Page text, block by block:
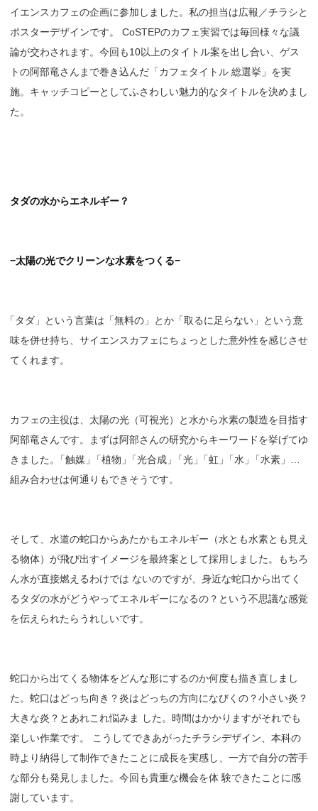
イエンスカフェの企画に参加しました。私の担当は広報／チラシと
ポスターデザインです。 CoSTEPのカフェ実習では毎回様々な議
論が交わされます。今回も10以上のタイトル案を出し合い、ゲス
トの阿部竜さんまで巻き込んだ「カフェタイトル 総選挙」を実
施。キャッチコピーとしてふさわしい魅力的なタイトルを決めまし
た。
タダの水からエネルギー？
−太陽の光でクリーンな水素をつくる−
「タダ」という言葉は「無料の」とか「取るに足らない」という意
味を併せ持ち、サイエンスカフェにちょっとした意外性を感じさせ
てくれます。
カフェの主役は、太陽の光（可視光）と水から水素の製造を目指す
阿部竜さんです。まずは阿部さんの研究からキーワードを挙げてゆ
きました 。 「触媒 」 「植物 」 「光合成 」 「光」 「虹 」 「水 」
「水素」…
組み合わせは何通りもできそうです。
そして、水道の蛇口からあたかもエネルギー（水とも水素とも見え
る物体）が飛び出すイメージを最終案として採用しました。もちろ
ん水が直接燃えるわけでは ないのですが、身近な蛇口から出てく
るタダの水がどうやってエネルギーになるの？という不思議な感覚
を伝えられたらうれしいです。
蛇口から出てくる物体をどんな形にするのか何度も描き直しまし
た。蛇口はどっち向き？炎はどっちの方向になびくの？小さい炎？
大きな炎？とあれこれ悩みま した。時間はかかりますがそれでも
楽しい作業です。 こうしてできあがったチラシデザイン、本科の
時より納得して制作できたことに成長を実感し、一方で自分の苦手
な部分も発見しました。今回も貴重な機会を体 験できたことに感
謝しています。